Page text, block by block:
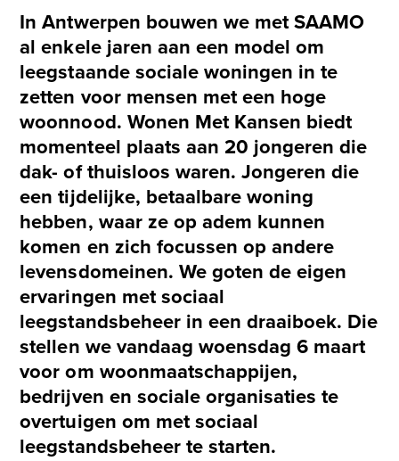
buttons
to
go
to
the
first
slide
In Antwerpen bouwen we met SAAMO
al enkele jaren aan een model om
leegstaande sociale woningen in te
zetten voor mensen met een hoge
woonnood. Wonen Met Kansen biedt
momenteel plaats aan 20 jongeren die
dak- of thuisloos waren. Jongeren die
een tijdelijke, betaalbare woning
hebben, waar ze op adem kunnen
komen en zich focussen op andere
levensdomeinen. We goten de eigen
ervaringen met sociaal
leegstandsbeheer in een draaiboek. Die
stellen we vandaag woensdag 6 maart
voor om woonmaatschappijen,
bedrijven en sociale organisaties te
overtuigen om met sociaal
leegstandsbeheer te starten.